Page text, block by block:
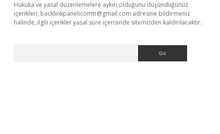
Hukuka ve yasal düzenlemelere aykırı olduğunu düşündüğünüz
içerikleri, backlinkpanelicomtr@gmail.com adresine bildirmeniz
halinde, ilgili içerikler yasal süre içerisinde sitemizden kaldırılacaktır.